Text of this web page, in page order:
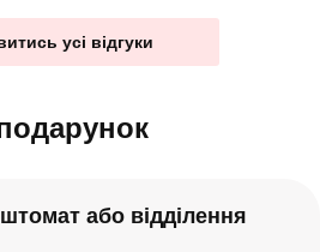
усі відгуки
або відділення